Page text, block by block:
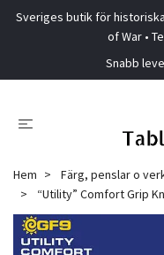
Sveriges butik för
of War •
Snabb
Hem Färg, penslar o
“Utility” Comfort Grip